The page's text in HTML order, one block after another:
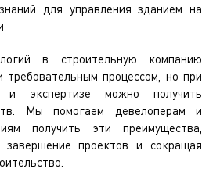
для управления зданием на
в строительную компанию
процессом, но при
и экспертизе можно получить
Мы помогаем девелоперам и
получить эти преимущества,
завершение проектов и сокращая